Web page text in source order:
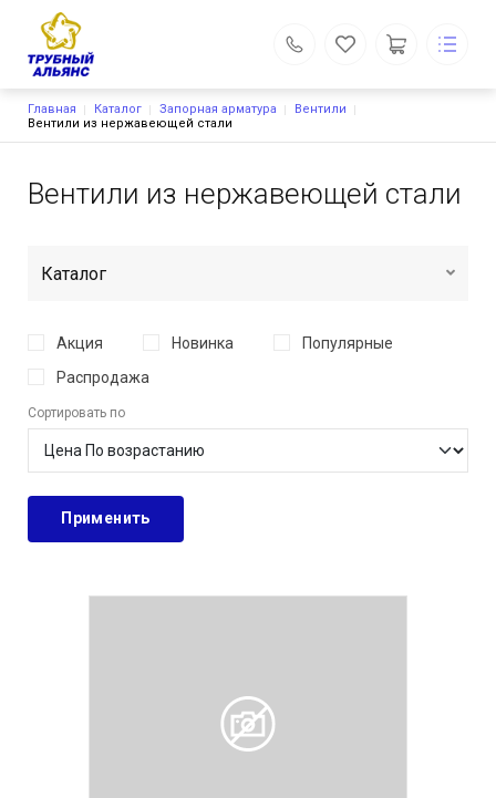
Трубопроводная арматура и детали трубопровода
Отзывы
8 (3462) 555-400
Строка навигации
Главная Каталог Запорная арматура
Вентили
Вентили из нержавеющей стали
Вентили из нержавеющей стали
Каталог
Акция Новинка
Популярные
Распродажа
Сортировать по